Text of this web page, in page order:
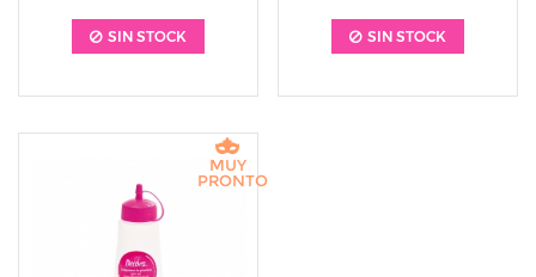
SIN STOCK SIN STOCK
MUY
PRONTO